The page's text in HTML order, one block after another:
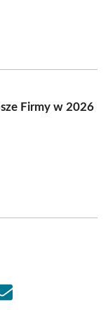
Firmy w 2026
Share